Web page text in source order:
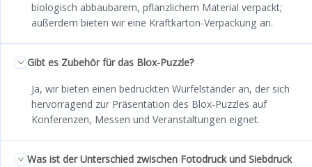
biologisch abbaubarem, pflanzlichem Material verpackt;
außerdem bieten wir eine Kraftkarton-Verpackung an.
Gibt es Zubehör für das Blox-Puzzle?
Ja, wir bieten einen bedruckten Würfelständer an, der sich
hervorragend zur Präsentation des Blox-Puzzles auf
Konferenzen, Messen und Veranstaltungen eignet.
Was ist der Unterschied zwischen Fotodruck und Siebdruck